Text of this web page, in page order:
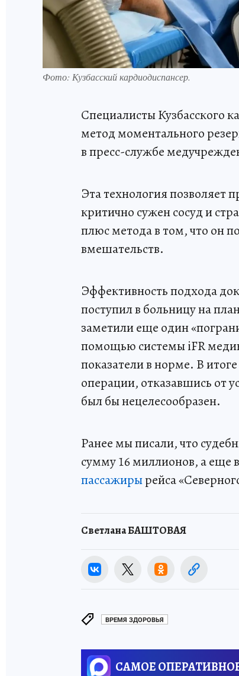
Фото: Кузбасский кардиодиспансер.
Специалисты Кузбасского
метод моментального
в пресс-службе
Эта технология позволяет
критично сужен сосуд и
плюс метода в том, что он
вмешательств.
Эффективность подхода
поступил в больницу на
заметили еще один
помощью системы iFR
показатели в норме. В
операции, отказавшись от
был бы нецелесообразен.
Ранее мы писали, что
сумму 16 миллионов, а еще
пассажирырейса
Светлана БАШТОВАЯ
ВРЕМЯ ЗДОРОВЬЯ
САМОЕ